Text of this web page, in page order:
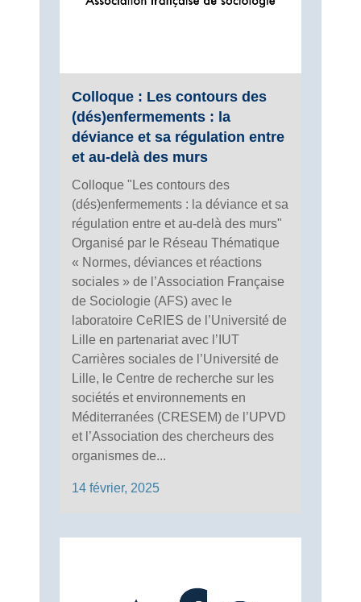
Colloque : Les contours des
(dés)enfermements : la
déviance et sa régulation entre
et au-delà des murs
Colloque "Les contours des
(dés)enfermements : la déviance et sa
régulation entre et au-delà des murs"
Organisé par le Réseau Thématique
« Normes, déviances et réactions
sociales » de l’Association Française
de Sociologie (AFS) avec le
laboratoire CeRIES de l’Université de
Lille en partenariat avec l’IUT
Carrières sociales de l’Université de
Lille, le Centre de recherche sur les
sociétés et environnements en
Méditerranées (CRESEM) de l’UPVD
et l’Association des chercheurs des
organismes de...
14 février, 2025